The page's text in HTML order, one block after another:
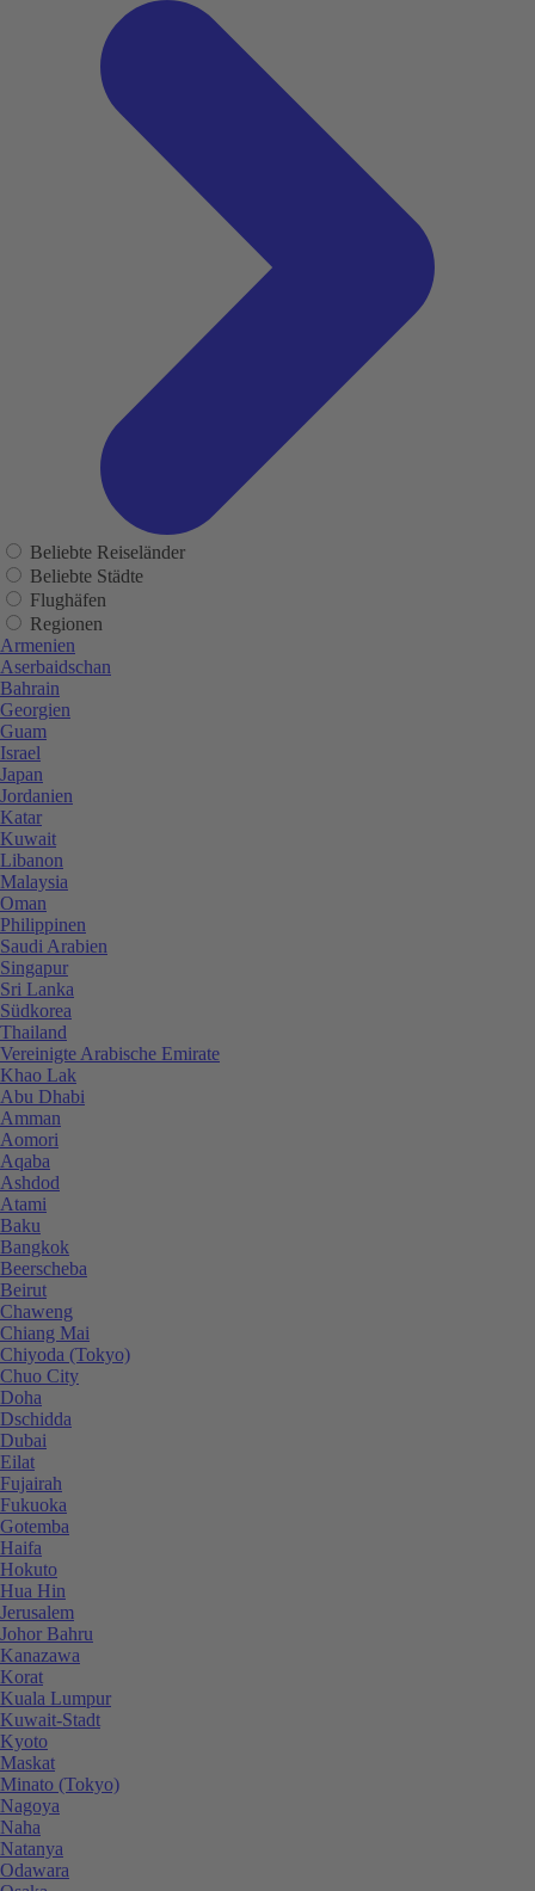
Beliebte Reiseländer
Beliebte Städte
Flughäfen
Regionen
Armenien
Aserbaidschan
Bahrain
Georgien
Guam
Israel
Japan
Jordanien
Katar
Kuwait
Libanon
Malaysia
Oman
Philippinen
Saudi Arabien
Singapur
Sri Lanka
Südkorea
Thailand
Vereinigte Arabische Emirate
Khao Lak
Abu Dhabi
Amman
Aomori
Aqaba
Ashdod
Atami
Baku
Bangkok
Beerscheba
Beirut
Chaweng
Chiang Mai
Chiyoda (Tokyo)
Chuo City
Doha
Dschidda
Dubai
Eilat
Fujairah
Fukuoka
Gotemba
Haifa
Hokuto
Hua Hin
Jerusalem
Johor Bahru
Kanazawa
Korat
Kuala Lumpur
Kuwait-Stadt
Kyoto
Maskat
Minato (Tokyo)
Nagoya
Naha
Natanya
Odawara